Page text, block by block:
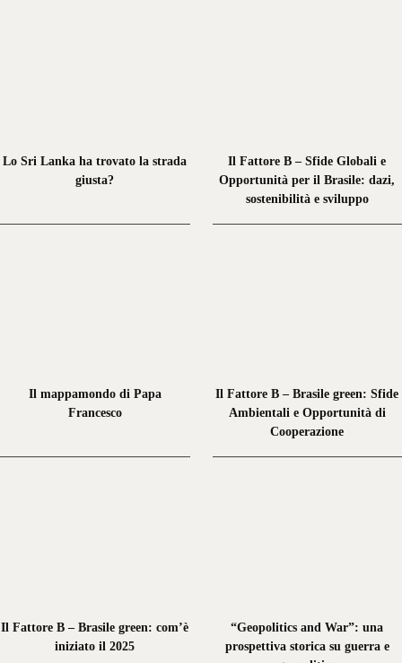
Lo Sri Lanka ha trovato la strada
giusta?
Il Fattore B – Sfide Globali e
Opportunità per il Brasile: dazi,
sostenibilità e sviluppo
Il mappamondo di Papa
Francesco
Il Fattore B – Brasile green: Sfide
Ambientali e Opportunità di
Cooperazione
Il Fattore B – Brasile green: com’è
iniziato il 2025
“Geopolitics and War”: una
prospettiva storica su guerra e